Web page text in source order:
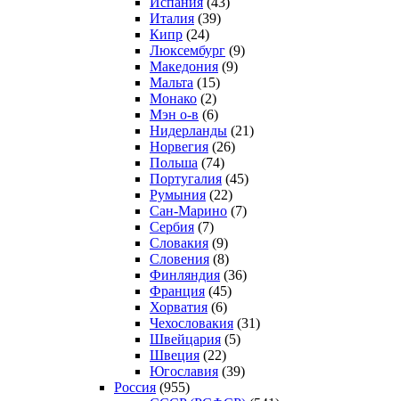
Италия (39)
Кипр (24)
Люксембург (9)
Македония (9)
Мальта (15)
Монако (2)
Мэн о-в (6)
Нидерланды (21)
Норвегия (26)
Польша (74)
Португалия (45)
Румыния (22)
Сан-Марино (7)
Сербия (7)
Словакия (9)
Словения (8)
Финляндия (36)
Франция (45)
Хорватия (6)
Чехословакия (31)
Швейцария (5)
Швеция (22)
Югославия (39)
Россия (955)